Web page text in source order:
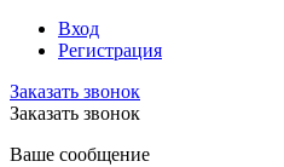
Вход
Регистрация
Заказать звонок
Заказать звонок
Ваше сообщение